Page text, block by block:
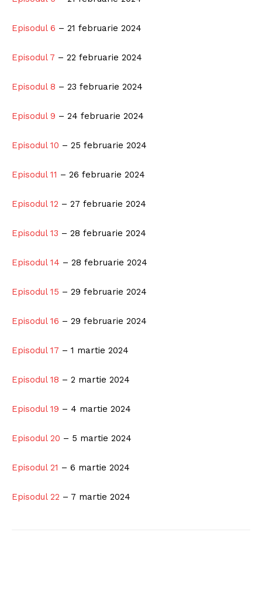
Episodul 6 – 21 februarie 2024
Episodul 7 – 22 februarie 2024
Episodul 8 – 23 februarie 2024
Episodul 9 – 24 februarie 2024
Episodul 10 – 25 februarie 2024
Episodul 11 – 26 februarie 2024
Episodul 12 – 27 februarie 2024
Episodul 13 – 28 februarie 2024
Episodul 14 – 28 februarie 2024
Episodul 15 – 29 februarie 2024
Episodul 16 – 29 februarie 2024
Episodul 17 – 1 martie 2024
Episodul 18 – 2 martie 2024
Episodul 19 – 4 martie 2024
Episodul 20 – 5 martie 2024
Episodul 21 – 6 martie 2024
Episodul 22 – 7 martie 2024